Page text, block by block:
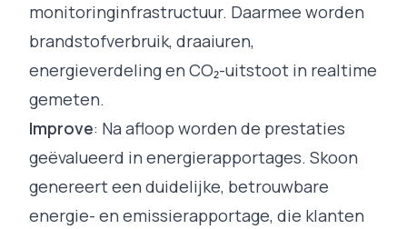
monitoringinfrastructuur. Daarmee worden
brandstofverbruik, draaiuren,
energieverdeling en CO₂-uitstoot in realtime
gemeten.
Improve: Na afloop worden de prestaties
geëvalueerd in energierapportages. Skoon
genereert een duidelijke, betrouwbare
energie- en emissierapportage, die klanten